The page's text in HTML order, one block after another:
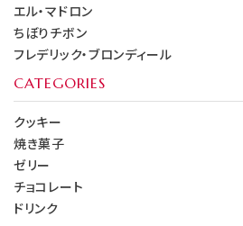
エル・マドロン
ちぼりチボン
フレデリック・ブロンディール
CATEGORIES
クッキー
焼き菓子
ゼリー
チョコレート
ドリンク